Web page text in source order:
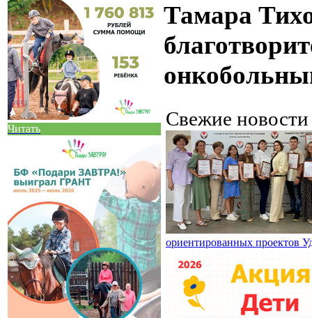
Читать
Тамара
Свежие
ориентированных проектов